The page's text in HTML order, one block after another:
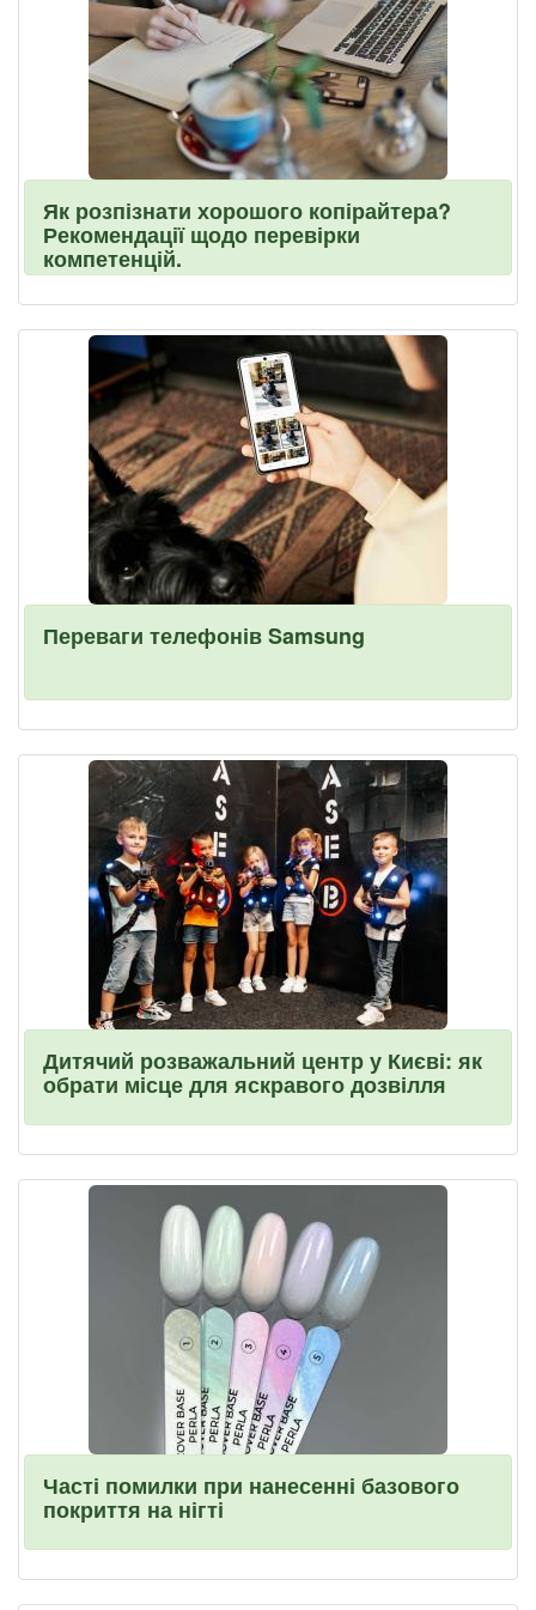
Як розпізнати хорошого копірайтера?
Рекомендації щодо перевірки
компетенцій.
Переваги телефонів Samsung
Дитячий розважальний центр у Києві: як
обрати місце для яскравого дозвілля
Часті помилки при нанесенні базового
покриття на нігті